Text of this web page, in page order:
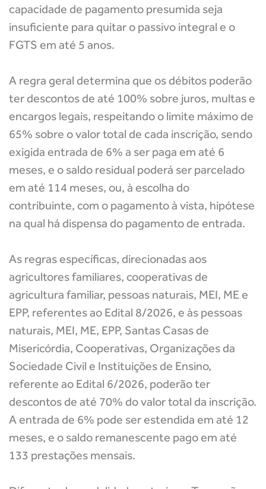
capacidade de pagamento presumida seja
insuficiente para quitar o passivo integral e o
FGTS em até 5 anos.
A regra geral determina que os débitos poderão
ter descontos de até 100% sobre juros, multas e
encargos legais, respeitando o limite máximo de
65% sobre o valor total de cada inscrição, sendo
exigida entrada de 6% a ser paga em até 6
meses, e o saldo residual poderá ser parcelado
em até 114 meses, ou, à escolha do
contribuinte, com o pagamento à vista, hipótese
na qual há dispensa do pagamento de entrada.
As regras específicas, direcionadas aos
agricultores familiares, cooperativas de
agricultura familiar, pessoas naturais, MEI, ME e
EPP, referentes ao Edital 8/2026, e às pessoas
naturais, MEI, ME, EPP, Santas Casas de
Misericórdia, Cooperativas, Organizações da
Sociedade Civil e Instituições de Ensino,
referente ao Edital 6/2026, poderão ter
descontos de até 70% do valor total da inscrição.
A entrada de 6% pode ser estendida em até 12
meses, e o saldo remanescente pago em até
133 prestações mensais.